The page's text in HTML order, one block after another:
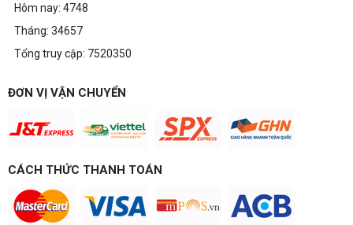
Hôm nay: 4748
Tháng: 34657
Tổng truy cập: 7520350
ĐƠN VỊ VẬN CHUYỂN
CÁCH THỨC THANH TOÁN